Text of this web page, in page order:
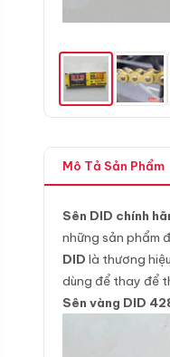
Mô Tả Sản Phẩm
Sên DID chính
những sản phẩm
DID là thương
dùng để thay để
Sên vàng DID